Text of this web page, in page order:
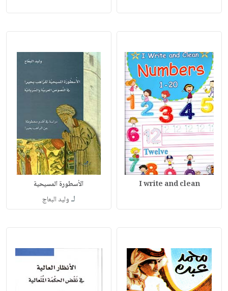
I write and clean الأسطورة المسيحية
لـ وليد البعاج